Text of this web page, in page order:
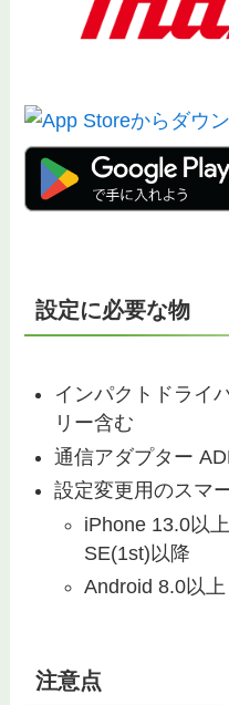
設定に必要な物
インパクトドライ
リー含む
通信アダプター
設定変更用のスマ
iPhone 13.0以
SE(1st)以降
Android 8.0以上
注意点